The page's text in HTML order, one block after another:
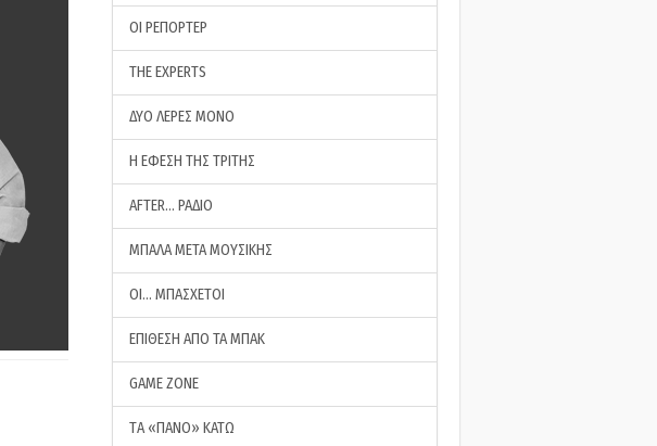
ΟΙ ΡΕΠΟΡΤΕΡ
THE EXPERTS
ΔΥΟ ΛΕΡΕΣ ΜΟΝΟ
Η ΕΦΕΣΗ ΤΗΣ ΤΡΙΤΗΣ
AFTER… ΡΑΔΙΟ
ΜΠΑΛΑ ΜΕΤΑ ΜΟΥΣΙΚΗΣ
ΟΙ… ΜΠΑΣΧΕΤΟΙ
ΕΠΙΘΕΣΗ ΑΠΟ ΤΑ ΜΠΑΚ
GAME ZONE
ΤA «ΠΑΝΟ» ΚΑΤΩ